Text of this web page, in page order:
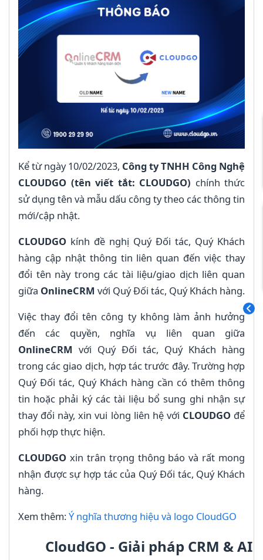
Kể từ ngày 10/02/2023, Công ty TNHH Công Nghệ
CLOUDGO (tên viết tắt: CLOUDGO) chính thức
sử dụng tên và mẫu dấu công ty theo các thông tin
mới/cập nhật.
CLOUDGO kính đề nghị Quý Đối tác, Quý Khách
hàng cập nhật thông tin liên quan đến việc thay
đổi tên này trong các tài liệu/giao dịch liên quan
giữa OnlineCRM với Quý Đối tác, Quý Khách hàng.
Việc thay đổi tên công ty không làm ảnh hưởng
đến các quyền, nghĩa vụ liên quan giữa
OnlineCRM với Quý Đối tác, Quý Khách hàng
trong các giao dịch, hợp tác trước đây. Trường hợp
Quý Đối tác, Quý Khách hàng cần có thêm thông
tin hoặc phải ký các tài liệu bổ sung ghi nhận sự
thay đổi này, xin vui lòng liên hệ với CLOUDGOđể
phối hợp thực hiện.
CLOUDGO xin trân trọng thông báo và rất mong
nhận được sự hợp tác của Quý Đối tác, Quý Khách
hàng.
Xem thêm:Ý nghĩa thương hiệu và logo CloudGO
CloudGO - Giải pháp CRM & AI